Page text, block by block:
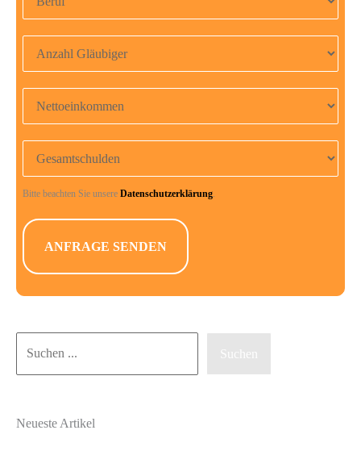
Anzahl Gläubiger
Nettoeinkommen
Gesamtschulden
Bitte beachten Sie unsere Datenschutzerklärung
Suchen
Neueste Artikel